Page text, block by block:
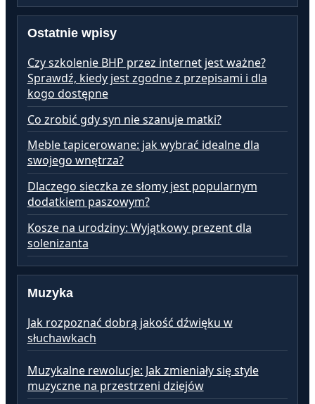
Ostatnie wpisy
Czy szkolenie BHP przez internet jest ważne?
Sprawdź, kiedy jest zgodne z przepisami i dla
kogo dostępne
Co zrobić gdy syn nie szanuje matki?
Meble tapicerowane: jak wybrać idealne dla
swojego wnętrza?
Dlaczego sieczka ze słomy jest popularnym
dodatkiem paszowym?
Kosze na urodziny: Wyjątkowy prezent dla
solenizanta
Muzyka
Jak rozpoznać dobrą jakość dźwięku w
słuchawkach
Muzykalne rewolucje: Jak zmieniały się style
muzyczne na przestrzeni dziejów